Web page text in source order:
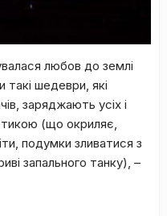
любов до землі
такі шедеври, які
заряджають усіх і
(що окриляє,
подумки зливатися з
запального танку), –